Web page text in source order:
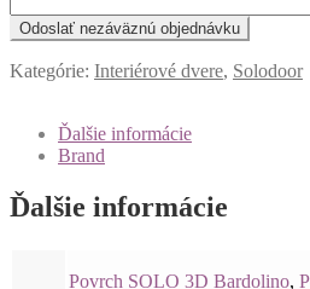
Kategórie: Interiérové dvere, Solodoor
Ďalšie informácie
Brand
Ďalšie informácie
Povrch SOLO 3D Bardolino,